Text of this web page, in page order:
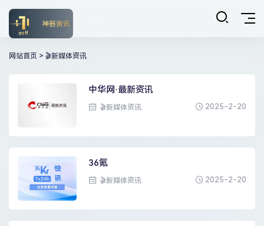
网站首页 > 🎬新媒体资讯
中华网·最新资讯
🎬新媒体资讯 2025-2-20
36氪
🎬新媒体资讯 2025-2-20